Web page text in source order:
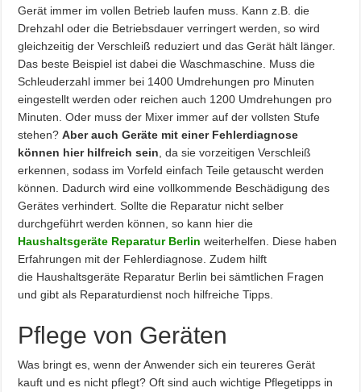
Gerät immer im vollen Betrieb laufen muss. Kann z.B. die
Drehzahl oder die Betriebsdauer verringert werden, so wird
gleichzeitig der Verschleiß reduziert und das Gerät hält länger.
Das beste Beispiel ist dabei die Waschmaschine. Muss die
Schleuderzahl immer bei 1400 Umdrehungen pro Minuten
eingestellt werden oder reichen auch 1200 Umdrehungen pro
Minuten. Oder muss der Mixer immer auf der vollsten Stufe
stehen?Aber auch Geräte mit einer Fehlerdiagnose
können hier hilfreich sein , da sie vorzeitigen Verschleiß
erkennen, sodass im Vorfeld einfach Teile getauscht werden
können. Dadurch wird eine vollkommende Beschädigung des
Gerätes verhindert. Sollte die Reparatur nicht selber
durchgeführt werden können, so kann hier die
Haushaltsgeräte Reparatur Berlin weiterhelfen. Diese haben
Erfahrungen mit der Fehlerdiagnose. Zudem hilft
die Haushaltsgeräte Reparatur Berlin bei sämtlichen Fragen
und gibt als Reparaturdienst noch hilfreiche Tipps.
Pflege von Geräten
Was bringt es, wenn der Anwender sich ein teureres Gerät
kauft und es nicht pflegt? Oft sind auch wichtige Pflegetipps in